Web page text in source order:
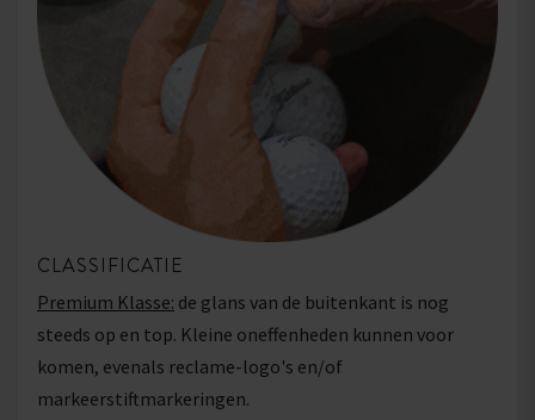
CLASSIFICATIE
Premium Klasse: de glans van de buitenkant is nog
steeds op en top. Kleine oneffenheden kunnen voor
komen, evenals reclame-logo's en/of
markeerstiftmarkeringen.